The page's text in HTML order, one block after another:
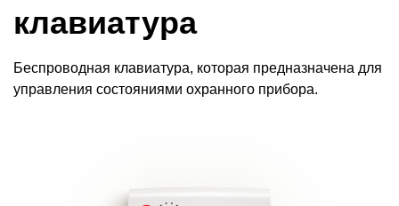
клавиатура
Беспроводная клавиатура, которая предназначена для
управления состояниями охранного прибора.